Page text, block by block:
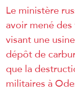
Le ministère
avoir mené
visant une
dépôt de
que la
militaires à